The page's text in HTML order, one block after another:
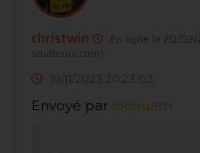
christwin En ligne le 20/02/
soudeurs.com)
19/11/2023 20:23:03
Envoyé par locouarn